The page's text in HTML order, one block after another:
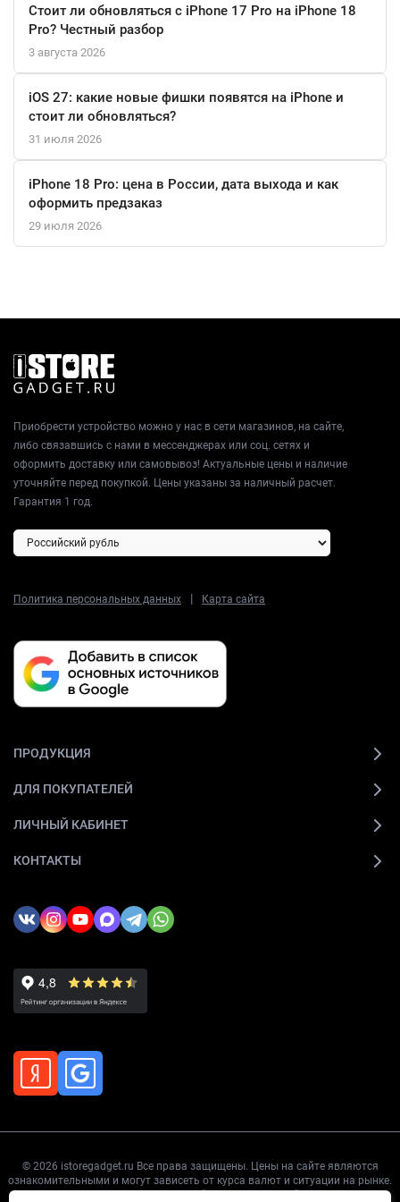
Стоит ли обновляться с iPhone 17 Pro на iPhone 18
Pro? Честный разбор
3 августа 2026
iOS 27: какие новые фишки появятся на iPhone и
стоит ли обновляться?
31 июля 2026
iPhone 18 Pro: цена в России, дата выхода и как
оформить предзаказ
29 июля 2026
Приобрести устройство можно у нас в сети магазинов, на сайте,
либо связавшись с нами в мессенджерах или соц. сетях и
оформить доставку или самовывоз! Актуальные цены и наличие
уточняйте перед покупкой. Цены указаны за наличный расчет.
Гарантия 1 год.
Политика персональных данных | Карта сайта
ПРОДУКЦИЯ
ДЛЯ ПОКУПАТЕЛЕЙ
ЛИЧНЫЙ КАБИНЕТ
КОНТАКТЫ
© 2026 istoregadget.ru Все права защищены. Цены на сайте являются
ознакомительными и могут зависеть от курса валют и ситуации на рынке.
Точную цену уточняйте перед покупкой.